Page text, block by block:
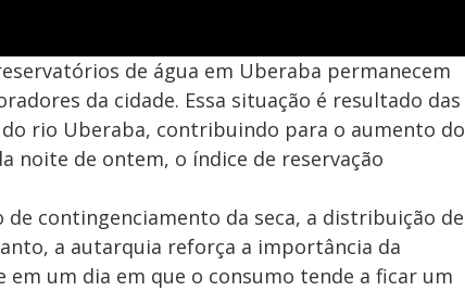
de água em Uberaba permanecem
da cidade. Essa situação é resultado das
rio Uberaba, contribuindo para o aumento do
noite de ontem, o índice de reservação
contingenciamento da seca, a distribuição de
a autarquia reforça a importância da
em um dia em que o consumo tende a ficar um